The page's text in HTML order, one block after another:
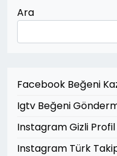
Ara
Facebook Beğeni
Igtv Beğeni
Instagram Gizli
Instagram Türk